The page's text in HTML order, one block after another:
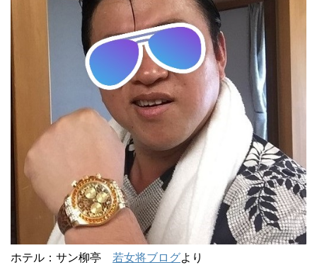
ホテル：サン柳亭 若女将ブログより